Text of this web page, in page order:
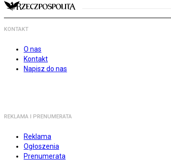
KONTAKT
O nas
Kontakt
Napisz do nas
REKLAMA I PRENUMERATA
Reklama
Ogłoszenia
Prenumerata